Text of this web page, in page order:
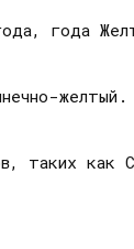
года
желтый.
таких